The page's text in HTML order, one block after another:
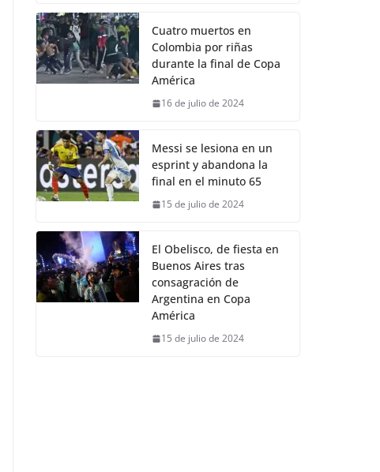
Cuatro muertos en
Colombia por riñas
durante la final de Copa
América
16 de julio de 2024
Messi se lesiona en un
esprint y abandona la
final en el minuto 65
15 de julio de 2024
El Obelisco, de fiesta en
Buenos Aires tras
consagración de
Argentina en Copa
América
15 de julio de 2024